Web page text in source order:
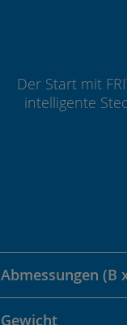
Der Start mit
intelligente
Abmessungen (B
Gewicht